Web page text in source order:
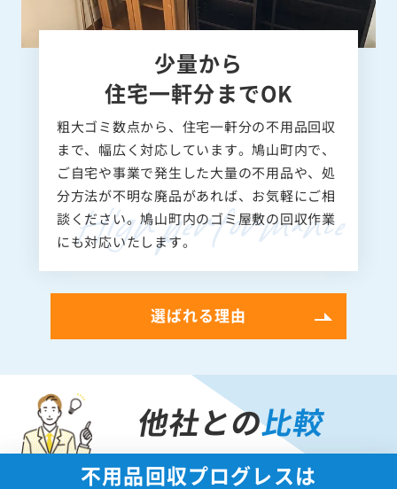
少量から
住宅一軒分までOK
粗大ゴミ数点から、住宅一軒分の不用品回収
まで、幅広く対応しています。鳩山町内で、
ご自宅や事業で発生した大量の不用品や、処
分方法が不明な廃品があれば、お気軽にご相
談ください。鳩山町内のゴミ屋敷の回収作業
にも対応いたします。
選ばれる理由
他社との比較
不用品回収プログレスは